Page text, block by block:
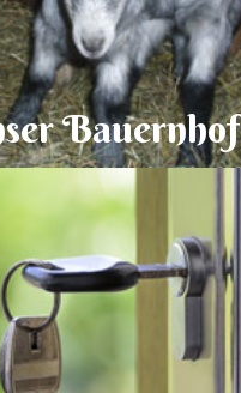
Bauernhof